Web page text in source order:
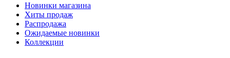
Новинки магазина
Хиты продаж
Распродажа
Ожидаемые новинки
Коллекции